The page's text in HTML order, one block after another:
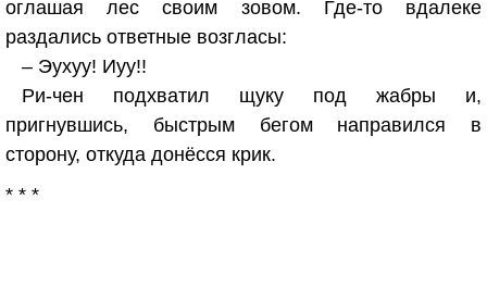
оглашая лес своим зовом. Где-то вдалеке
раздались ответные возгласы:
– Эухуу! Иуу!!
Ри-чен подхватил щуку под жабры и,
пригнувшись, быстрым бегом направился в
сторону, откуда донёсся крик.
* * *